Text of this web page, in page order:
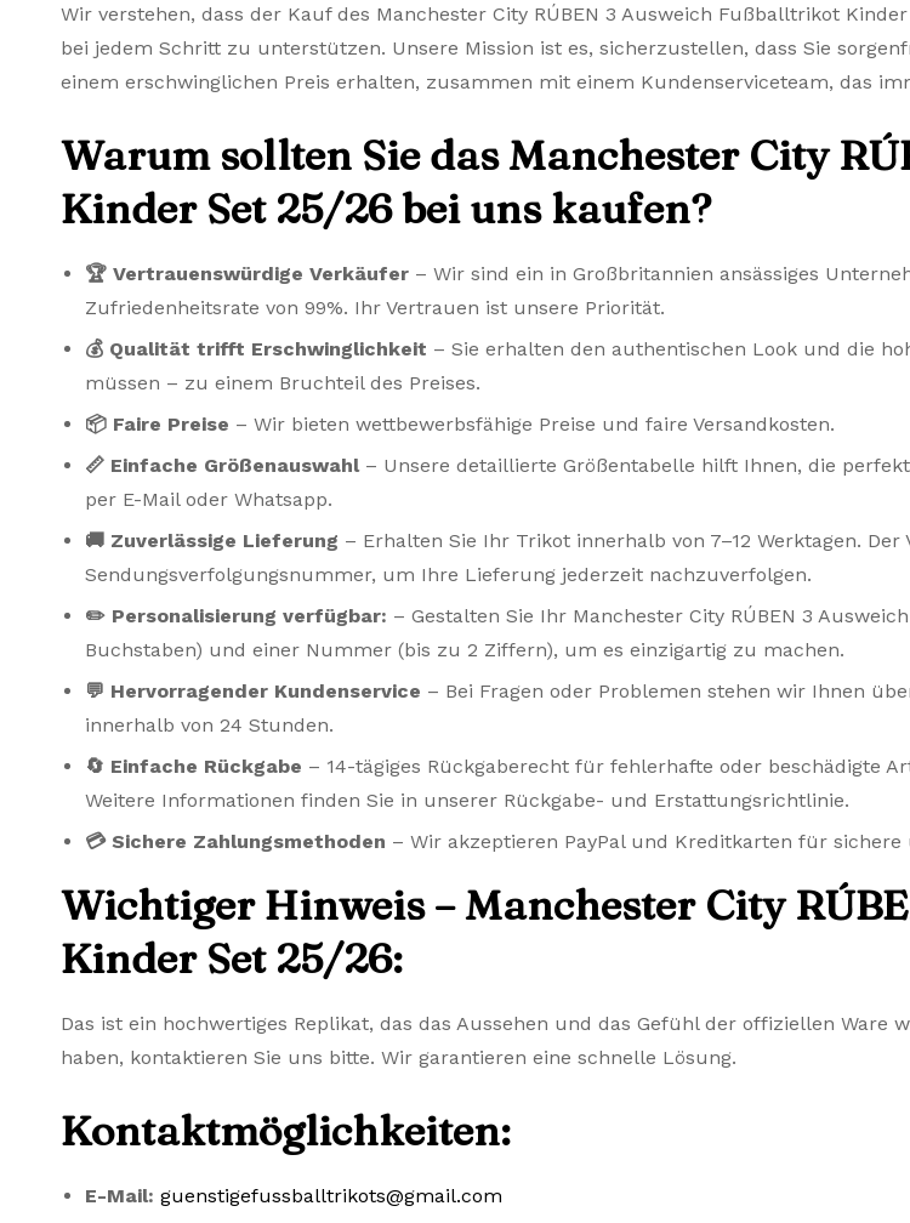
Wir verstehen, dass der Kauf des Manchester City RÚBEN 3 Ausweich Fußballtrikot
bei jedem Schritt zu unterstützen. Unsere Mission ist es, sicherzustellen, dass Sie
einem erschwinglichen Preis erhalten, zusammen mit einem Kundenserviceteam, das
Warum sollten Sie das Manchester City
Kinder Set 25/26 bei uns kaufen?
🏆 Vertrauenswürdige Verkäufer – Wir sind ein in Großbritannien ansässiges
Zufriedenheitsrate von 99%. Ihr Vertrauen ist unsere Priorität.
💰 Qualität trifft Erschwinglichkeit – Sie erhalten den authentischen Look und die
müssen – zu einem Bruchteil des Preises.
📦 Faire Preise – Wir bieten wettbewerbsfähige Preise und faire Versandkosten.
📏 Einfache Größenauswahl– Unsere detaillierte Größentabelle hilft Ihnen, die
per E-Mail oder Whatsapp.
🚚 Zuverlässige Lieferung – Erhalten Sie Ihr Trikot innerhalb von 7–12 Werktagen.
Sendungsverfolgungsnummer, um Ihre Lieferung jederzeit nachzuverfolgen.
✏️ Personalisierung verfügbar: – Gestalten Sie Ihr Manchester City RÚBEN 3
Buchstaben) und einer Nummer (bis zu 2 Ziffern), um es einzigartig zu machen.
💬 Hervorragender Kundenservice – Bei Fragen oder Problemen stehen wir Ihnen
innerhalb von 24 Stunden.
🔄 Einfache Rückgabe – 14-tägiges Rückgaberecht für fehlerhafte oder beschädigte
Weitere Informationen finden Sie in unserer Rückgabe- und Erstattungsrichtlinie.
💳 Sichere Zahlungsmethoden – Wir akzeptieren PayPal und Kreditkarten für
Wichtiger Hinweis – Manchester City
Kinder Set 25/26:
Das ist ein hochwertiges Replikat, das das Aussehen und das Gefühl der offiziellen
haben, kontaktieren Sie uns bitte. Wir garantieren eine schnelle Lösung.
Kontaktmöglichkeiten:
E-Mail: guenstigefussballtrikots@gmail.com